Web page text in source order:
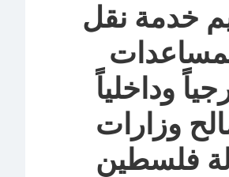
خدمة نقل
وداخلياً
وزارات
فلسطين